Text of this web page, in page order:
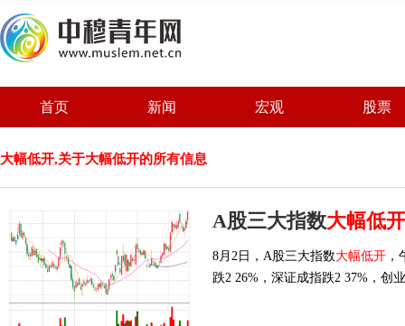
首页 新闻 宏观 股票
大幅低开,关于大幅低开的所有信息
A股三大指数大幅低开
8月2日，A股三大指数大幅低开
跌2 26%，深证成指跌2 37%，创